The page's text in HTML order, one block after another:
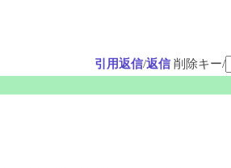
引用返信/返信 削除キー/